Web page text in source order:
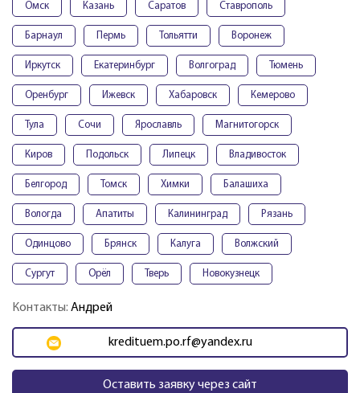
Омск Казань Саратов Ставрополь
Барнаул Пермь Тольятти Воронеж
Иркутск Екатеринбург Волгоград Тюмень
Оренбург Ижевск Хабаровск Кемерово
Тула Сочи Ярославль Магнитогорск
Киров Подольск Липецк Владивосток
Белгород Томск Химки Балашиха
Вологда Апатиты Калининград Рязань
Одинцово Брянск Калуга Волжский
Сургут Орёл Тверь Новокузнецк
Контакты: Андрей
kredituem.po.rf@yandex.ru
Оставить заявку через сайт